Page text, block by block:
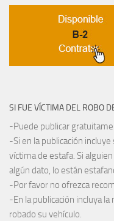
SI FUE VÍCTIMA DEL ROBO
-Puede publicar
-Si en la publicación
víctima de estafa. Si
algún dato, lo están
-Por favor no ofrezca
-En la publicación incluya
robado su vehículo.